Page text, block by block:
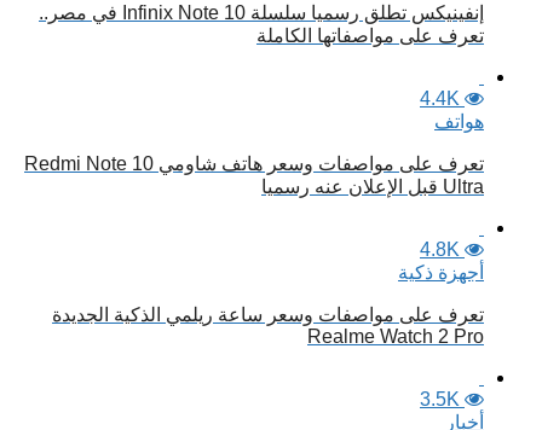
إنفينيكس تطلق رسميا سلسلة Infinix Note 10 في مصر..
تعرف على مواصفاتها الكاملة
4.4K
هواتف
تعرف على مواصفات وسعر هاتف شاومي Redmi Note 10
Ultra قبل الإعلان عنه رسميا
4.8K
أجهزة ذكية
تعرف على مواصفات وسعر ساعة ريلمي الذكية الجديدة
Realme Watch 2 Pro
3.5K
أخبار